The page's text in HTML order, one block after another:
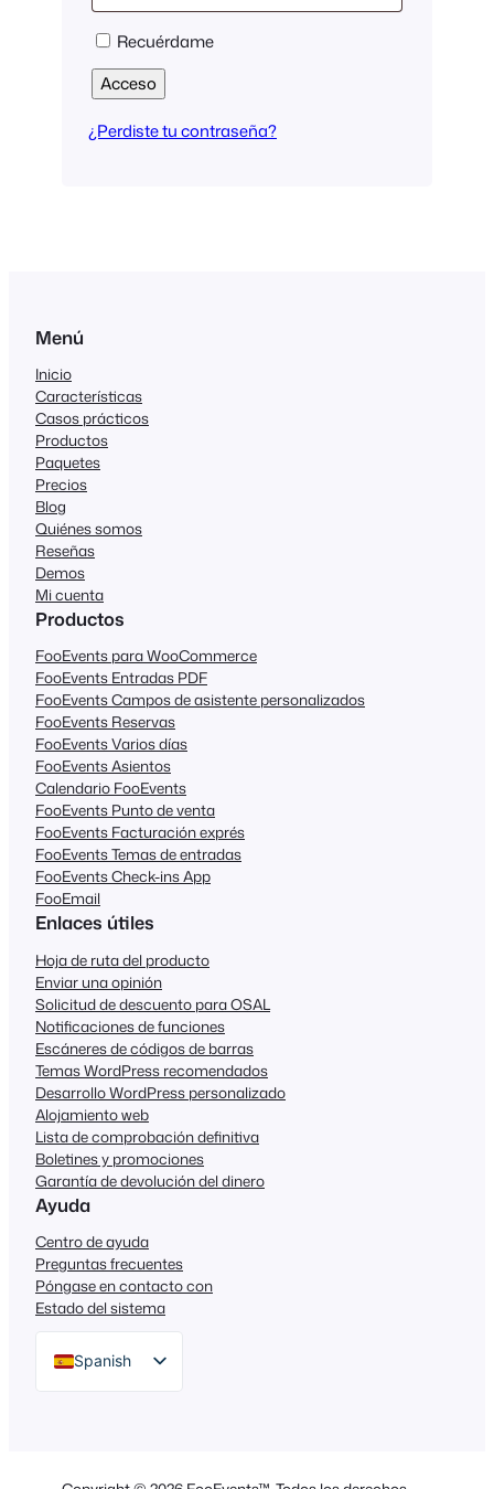
Recuérdame
Acceso
¿Perdiste tu contraseña?
Menú
Inicio
Características
Casos prácticos
Productos
Paquetes
Precios
Blog
Quiénes somos
Reseñas
Demos
Mi cuenta
Productos
FooEvents para WooCommerce
FooEvents Entradas PDF
FooEvents Campos de asistente personalizados
FooEvents Reservas
FooEvents Varios días
FooEvents Asientos
Calendario FooEvents
FooEvents Punto de venta
FooEvents Facturación exprés
FooEvents Temas de entradas
FooEvents Check-ins App
FooEmail
Enlaces útiles
Hoja de ruta del producto
Enviar una opinión
Solicitud de descuento para OSAL
Notificaciones de funciones
Escáneres de códigos de barras
Temas WordPress recomendados
Desarrollo WordPress personalizado
Alojamiento web
Lista de comprobación definitiva
Boletines y promociones
Garantía de devolución del dinero
Ayuda
Centro de ayuda
Preguntas frecuentes
Póngase en contacto con
Estado del sistema
Spanish